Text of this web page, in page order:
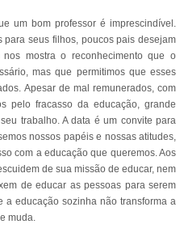
um bom professor é imprescindível.
seus filhos, poucos pais desejam
mostra o reconhecimento que o
mas que permitimos que esses
Apesar de mal remunerados, com
pelo fracasso da educação, grande
trabalho. A data é um convite para
nossos papéis e nossas atitudes,
com a educação que queremos. Aos
de sua missão de educar, nem
de educar as pessoas para serem
a educação sozinha não transforma a
muda.